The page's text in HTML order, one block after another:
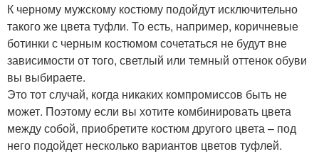
К черному мужскому костюму подойдут исключительно
такого же цвета туфли. То есть, например, коричневые
ботинки с черным костюмом сочетаться не будут вне
зависимости от того, светлый или темный оттенок обуви
вы выбираете.
Это тот случай, когда никаких компромиссов быть не
может. Поэтому если вы хотите комбинировать цвета
между собой, приобретите костюм другого цвета – под
него подойдет несколько вариантов цветов туфлей.